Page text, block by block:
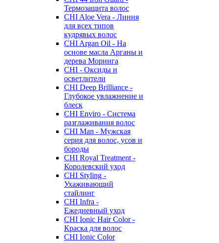
Термозащита волос
CHI Aloe Vera - Линия
для всех типов
кудрявых волос
CHI Argan Oil - На
основе масла Арганы и
дерева Моринга
CHI - Оксиды и
осветлители
CHI Deep Brilliance -
Глубокое увлажнение и
блеск
CHI Enviro - Система
разглаживания волос
CHI Man - Мужская
серия для волос, усов и
бороды
CHI Royal Treatment -
Королевский уход
CHI Styling -
Ухаживающий
стайлинг
CHI Infra -
Ежедневный уход
CHI Ionic Hair Color -
Краска для волос
CHI Ionic Color